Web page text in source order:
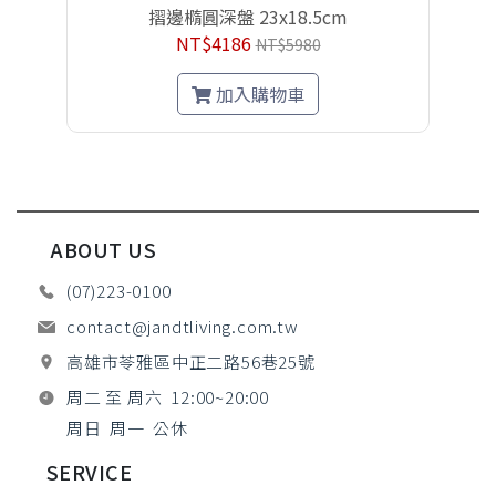
摺邊橢圓深盤 23x18.5cm
NT$4186NT$5980
加入購物車
ABOUT US
(07)223-0100
contact@jandtliving.com.tw
高雄市苓雅區中正二路56巷25號
周二 至 周六 12:00~20:00
周日 周一 公休
SERVICE